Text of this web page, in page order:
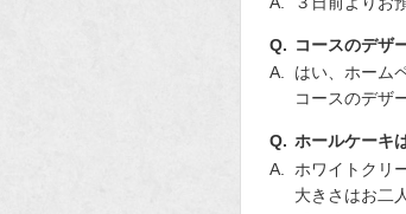
コースのデザ
はい、ホーム
コースのデザ
ホールケーキ
ホワイトクリ
大きさはお二